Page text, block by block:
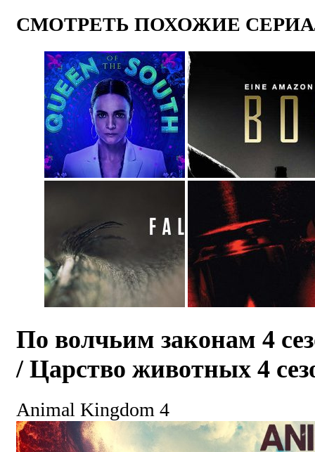
СМОТРЕТЬ ПОХОЖИЕ
По волчьим законам 4
/ Царство животных 4
Animal Kingdom 4